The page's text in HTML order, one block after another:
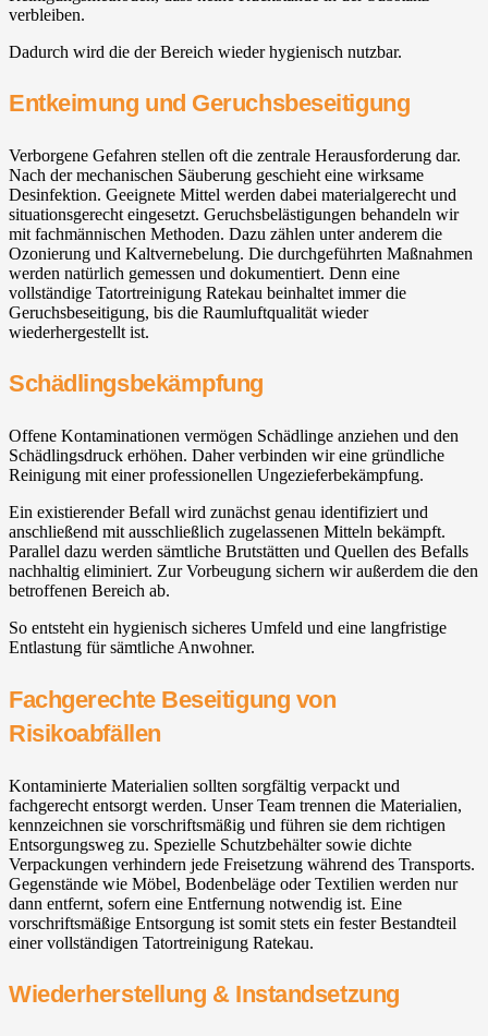
verbleiben.
Dadurch wird die der Bereich wieder hygienisch nutzbar.
Entkeimung und Geruchsbeseitigung
Verborgene Gefahren stellen oft die zentrale Herausforderung dar.
Nach der mechanischen Säuberung geschieht eine wirksame
Desinfektion. Geeignete Mittel werden dabei materialgerecht und
situationsgerecht eingesetzt. Geruchsbelästigungen behandeln wir
mit fachmännischen Methoden. Dazu zählen unter anderem die
Ozonierung und Kaltvernebelung. Die durchgeführten Maßnahmen
werden natürlich gemessen und dokumentiert. Denn eine
vollständige Tatortreinigung Ratekau beinhaltet immer die
Geruchsbeseitigung, bis die Raumluftqualität wieder
wiederhergestellt ist.
Schädlingsbekämpfung
Offene Kontaminationen vermögen Schädlinge anziehen und den
Schädlingsdruck erhöhen. Daher verbinden wir eine gründliche
Reinigung mit einer professionellen Ungezieferbekämpfung.
Ein existierender Befall wird zunächst genau identifiziert und
anschließend mit ausschließlich zugelassenen Mitteln bekämpft.
Parallel dazu werden sämtliche Brutstätten und Quellen des Befalls
nachhaltig eliminiert. Zur Vorbeugung sichern wir außerdem die den
betroffenen Bereich ab.
So entsteht ein hygienisch sicheres Umfeld und eine langfristige
Entlastung für sämtliche Anwohner.
Fachgerechte Beseitigung von
Risikoabfällen
Kontaminierte Materialien sollten sorgfältig verpackt und
fachgerecht entsorgt werden. Unser Team trennen die Materialien,
kennzeichnen sie vorschriftsmäßig und führen sie dem richtigen
Entsorgungsweg zu. Spezielle Schutzbehälter sowie dichte
Verpackungen verhindern jede Freisetzung während des Transports.
Gegenstände wie Möbel, Bodenbeläge oder Textilien werden nur
dann entfernt, sofern eine Entfernung notwendig ist. Eine
vorschriftsmäßige Entsorgung ist somit stets ein fester Bestandteil
einer vollständigen Tatortreinigung Ratekau.
Wiederherstellung & Instandsetzung